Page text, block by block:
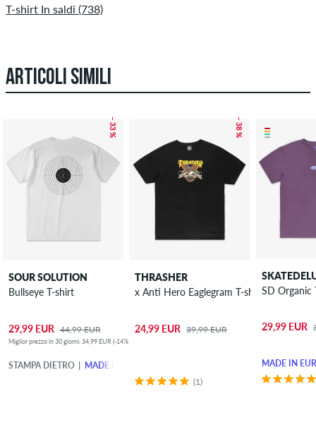
T-shirt In saldi (738)
ARTICOLI SIMILI
– 33 %
SOUR SOLUTION
Bullseye T-shirt
29,99 EUR 44,99 EUR
Miglior prezzo in 30 giorni: 34,99 EUR (-14%)
STAMPA DIETRO MADE IN EUROPE
– 38 %
THRASHER
x Anti Hero Eaglegram T-shirt
24,99 EUR 39,99 EUR
(1)
SD Organic
29,99 EUR
MADE IN